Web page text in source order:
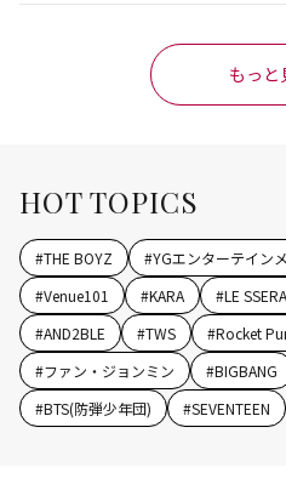
もっと
HOT TOPICS
#THE BOYZ #YGエンターテイン
#Venue101 #KARA #LE
#AND2BLE #TWS #Rocket
#ファン・ジョンミン #BIGBANG
#BTS(防弾少年団) #SEVENTEEN